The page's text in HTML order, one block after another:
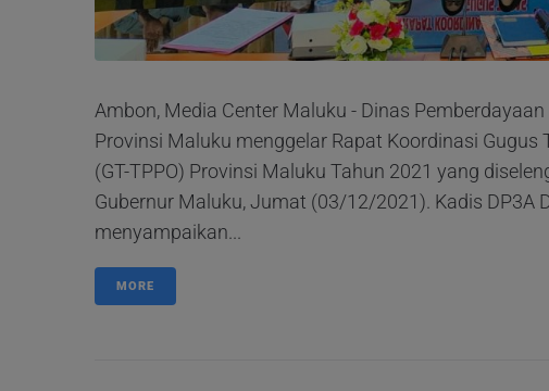
Ambon, Media Center Maluku - Dinas
Provinsi Maluku menggelar Rapat Koordinasi Gugus
(GT-TPPO) Provinsi Maluku Tahun 2021 yang
Gubernur Maluku, Jumat (03/12/2021). Kadis DP3A
menyampaikan...
MORE